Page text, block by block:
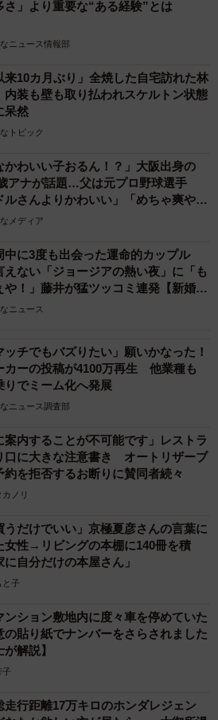
たか欲しい方が居たら」 大御所漫
の意向
トピック
るのに、まだ欲しい？」高級レジデ
た願い事にびっくり 人の欲には終わ
の39歳俳優 真夏の海で赤銅色の肉体
「バッキバキだな」「ばり渋いで
トピック
ぶらぶら→ホームの隅に何やら「ドロ
ーズをする忍者 この暑い中いったい
カノリ
ま？」 知り合いから唐突なメッセー
第で断ることもできる賢い返信文と
と
食べているヨーグルトをもらえなかっ
、爆裂に拗ねた顔がかわいすぎ「鼻息